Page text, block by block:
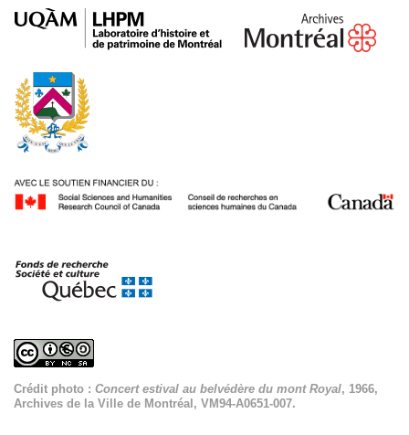
Crédit photo : Concert estival au belvédère du mont Royal, 1966,
Archives de la Ville de Montréal, VM94-A0651-007.